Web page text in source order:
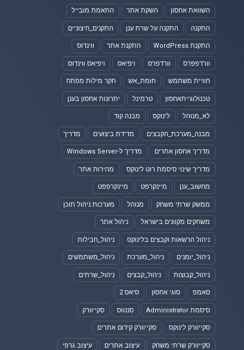
השוואת אחסון השקת אתר התאמת מובייל
התקנה התקנה על שרת ענן התקנים_חיצוניים
התקנת WordPress התקנת אתר ווינדוס
וורדפפרס וורדפרס ויפיאס ויפיאס ווינדוס
חוויית משתמש חומת_אש חקר מילות מפתח
טכנולוגייתאחסון טרמינל יתרונות אחסון בענן
לא_מנוהל לינוקס מבנה קוד
מבנה_מערכת_הקבצים מדידת ביצועים מדריך
מדריך אחסון אתרים מדריך ל-Windows Server
מדריך שינוי סיסמת רוט לינוקס מהירות אתר
מחשוב_ענן מיינקרפט מיינקרפפט
ממשק שרתי משחק מנוהל מערכות ניהול תוכן
משחקים מקוונים בישראל ניהול אתר
ניהול הרשאות וקבצים בלינוקס ניהול_חבילות
ניהול_יומנים ניהול_מערכת ניהול_משתמשים
ניהול_קבוצות ניהול_קבצים ניהול_שרתים
סאמפ סוגי אחסון סיאס 2
סיסמת Administrator סנטוס סקייוורק
סקייוורק לינוקס סקייוורק קידום אתרים
סקייוורק שרתי משחק עיצוב אתרים עיצוב גרפי